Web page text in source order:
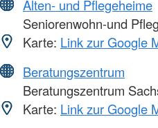
Alten- und Pflegeheime
Seniorenwohn-und
Karte: Link zur Google
Beratungszentrum
Beratungszentrum
Karte: Link zur Google